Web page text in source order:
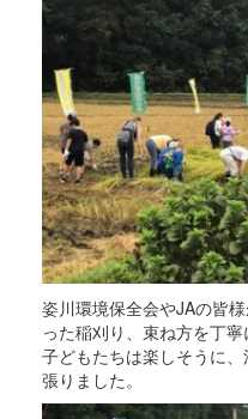
姿川環境保全会やJAの皆
った稲刈り、束ね方を丁寧
子どもたちは楽しそうに
張りました。